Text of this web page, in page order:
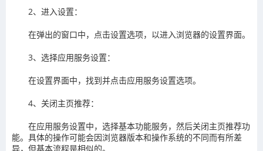
‌2、进入设置‌：
在弹出的窗口中，点击设置选项，以进入浏览器的设置界面。
‌3、选择应用服务设置‌：
在设置界面中，找到并点击应用服务设置选项。
‌4、关闭主页推荐‌：
在应用服务设置中，选择基本功能服务，然后关闭主页推荐功
能。具体的操作可能会因浏览器版本和操作系统的不同而有所差
异，但基本流程是相似的。